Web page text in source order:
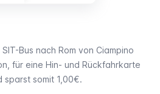
Bus nach Rom von Ciampino
für eine Hin- und Rückfahrkarte
sparst somit 1,00€.